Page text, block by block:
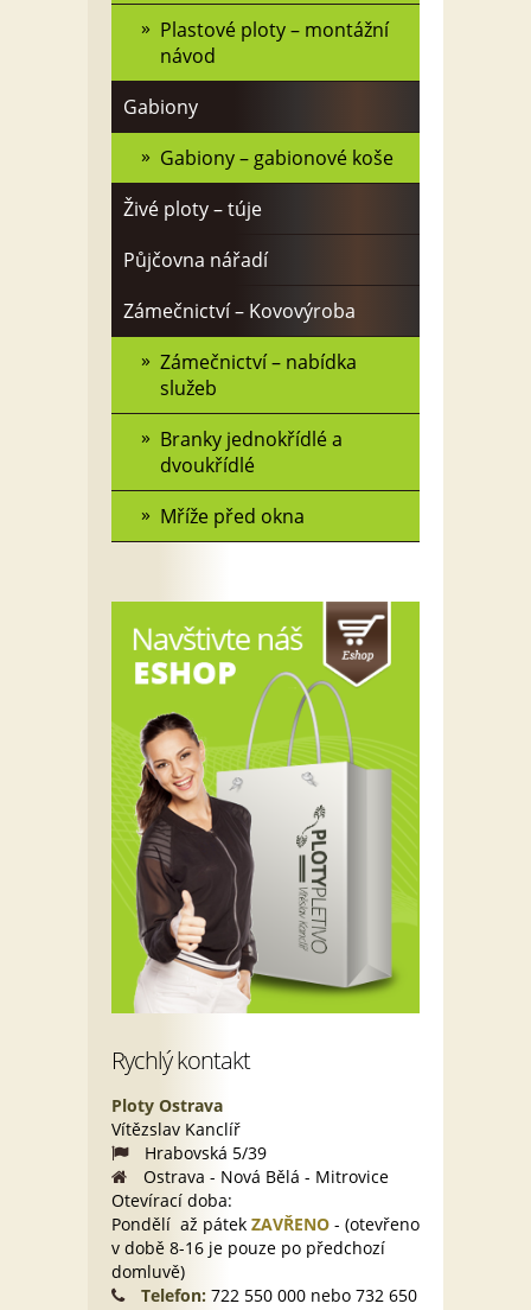
Plastové ploty – montážní
návod
Gabiony
Gabiony – gabionové koše
Živé ploty – túje
Půjčovna nářadí
Zámečnictví – Kovovýroba
Zámečnictví – nabídka
služeb
Branky jednokřídlé a
dvoukřídlé
Mříže před okna
Rychlý kontakt
Ploty Ostrava
Vítězslav Kanclíř
Hrabovská 5/39
Ostrava - Nová Bělá - Mitrovice
Otevírací doba:
Pondělí až pátek ZAVŘENO - (otevřeno
v době 8-16 je pouze po předchozí
domluvě)
Telefon: 722 550 000 nebo 732 650